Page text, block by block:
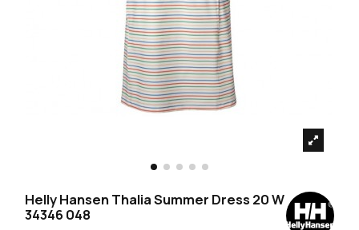
Helly Hansen Thalia Summer Dress 20 W
34346 048